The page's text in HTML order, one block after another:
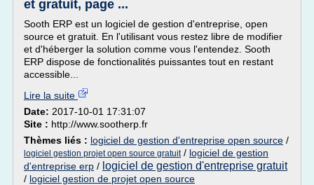
et gratuit, page ...
Sooth ERP est un logiciel de gestion d'entreprise, open
source et gratuit. En l'utilisant vous restez libre de modifier
et d'héberger la solution comme vous l'entendez. Sooth
ERP dispose de fonctionalités puissantes tout en restant
accessible...
Lire la suite
Date: 2017-10-01 17:31:07
Site : http://www.sootherp.fr
Thèmes liés : logiciel de gestion d'entreprise open source /
logiciel gestion projet open source gratuit/ logiciel de gestion
d'entreprise erp / logiciel de gestion d'entreprise gratuit
/ logiciel gestion de projet open source